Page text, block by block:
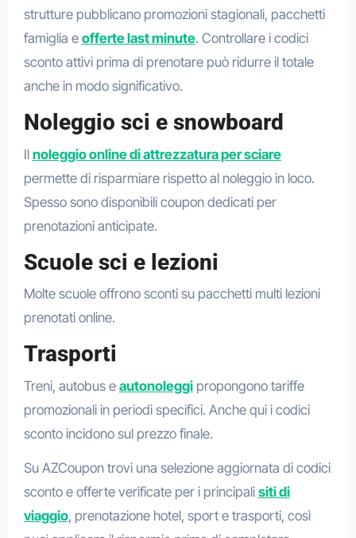
strutture pubblicano promozioni stagionali, pacchetti
famiglia e offerte last minute. Controllare i codici
sconto attivi prima di prenotare può ridurre il totale
anche in modo significativo.
Noleggio sci e snowboard
Il noleggio online di attrezzatura per sciare
permette di risparmiare rispetto al noleggio in loco.
Spesso sono disponibili coupon dedicati per
prenotazioni anticipate.
Scuole sci e lezioni
Molte scuole offrono sconti su pacchetti multi lezioni
prenotati online.
Trasporti
Treni, autobus e autonoleggipropongono tariffe
promozionali in periodi specifici. Anche qui i codici
sconto incidono sul prezzo finale.
Su AZCoupon trovi una selezione aggiornata di codici
sconto e offerte verificate per i principali siti di
viaggio, prenotazione hotel, sport e trasporti, così